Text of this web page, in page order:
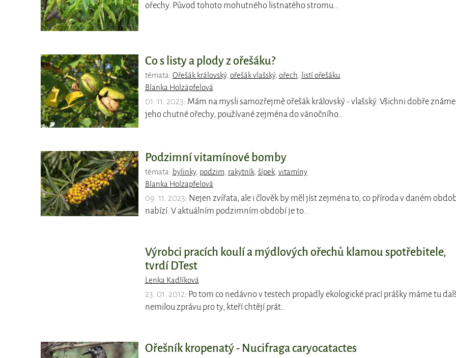
ořechy. Původ tohoto mohutného listnatého stromu…
Co s listy a plody z ořešáku?
témata: Ořešák královský, ořešák vlašský, ořech
listí ořešáku
Blanka Holzäpfelová
01. 11. 2023: Mám na mysli samozřejmě ořešák královský - vlašský. Všichni dobře známe
jeho chutné ořechy, používané zejména do vánočního…
Podzimní vitamínové bomby
témata: bylinky, podzim rakytník, šípek, vitamíny
Blanka Holzäpfelová
09. 11. 2023: Nejen zvířata, ale i člověk by měl jíst zejména to, co příroda v daném
nabízí. V aktuálním podzimním období je to…
Výrobci pracích koulí a mýdlových ořechů klamou spotřebitele,
tvrdí DTest
Lenka Kadlíková
23. 01. 2012: Po tom co nedávno v testech propadly ekologické prací prášky máme tu
nemilou zprávu pro ty, kteří chtějí prát…
Ořešník kropenatý - Nucifraga caryocatactes